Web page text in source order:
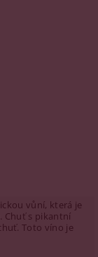
vůní, která je
Chuť s pikantní
Toto víno je